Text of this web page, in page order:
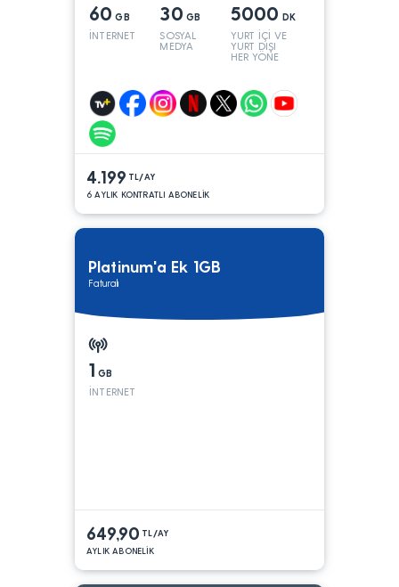
60 GB
İNTERNET
30 GB
SOSYAL
MEDYA
5000 DK
YURT İÇİ VE
YURT DIŞI
HER YÖNE
4.199 TL/AY
6 AYLIK KONTRATLI ABONELİK
Platinum'a Ek 1GB
Faturalı
1 GB
İNTERNET
649,90 TL/AY
AYLIK ABONELİK